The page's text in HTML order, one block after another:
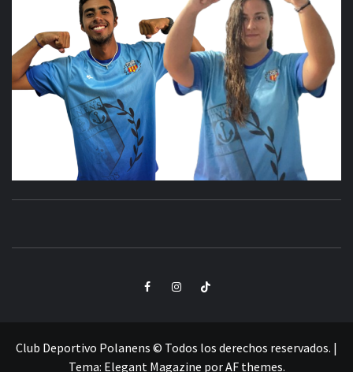
CLUB
DEPORTIVO
ElementoElementoElemento
Club Deportivo Polanens © Todos los derechos reservados. |
Tema: Elegant Magazine porAF themes.